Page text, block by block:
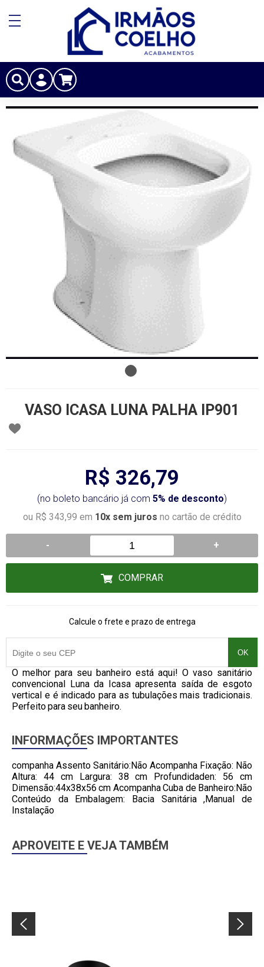
VASO ICASA LUNA PALHA IP901
R$ 326,79
(no boleto bancário já com 5% de desconto)
ou R$ 343,99 em 10x sem juros no cartão de crédito
- +
COMPRAR
Calcule o frete e prazo de entrega
OK
O melhor para seu banheiro está aqui! O vaso sanitário
convencional Luna da Icasa apresenta saída de esgoto
vertical e é indicado para as tubulações mais tradicionais.
Perfeito para seu banheiro.
INFORMAÇÕES IMPORTANTES
companha Assento Sanitário:Não Acompanha Fixação: Não
Altura: 44 cm Largura: 38 cm Profundidaden: 56 cm
Dimensão:44x38x56 cm Acompanha Cuba de Banheiro:Não
Conteúdo da Embalagem: Bacia Sanitária ,Manual de
Instalação
APROVEITE E VEJA TAMBÉM